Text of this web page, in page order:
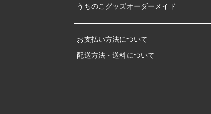
うちのこグッズオーダーメイド
お支払い方法について
配送方法・送料について